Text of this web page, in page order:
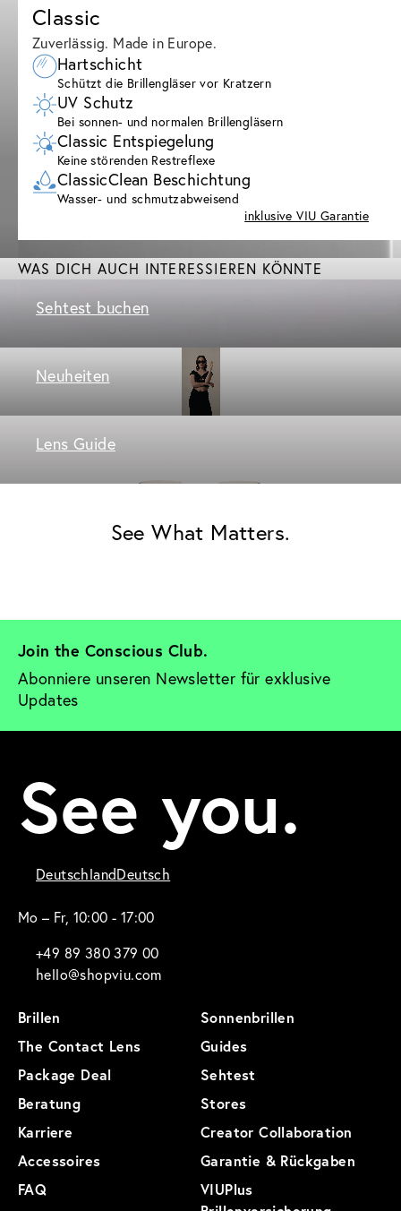
Classic
Zuverlässig. Made in Europe.
Hartschicht
Schützt die Brillengläser vor Kratzern
UV Schutz
Bei sonnen- und normalen Brillengläsern
Classic Entspiegelung
Keine störenden Restreflexe
ClassicClean Beschichtung
Wasser- und schmutzabweisend
inklusive VIU Garantie
WAS DICH AUCH INTERESSIEREN KÖNNTE
Sehtest buchen
Neuheiten
Lens Guide
See What Matters.
Join the Conscious Club.
Abonniere unseren Newsletter für exklusive
Updates
See you.
DeutschlandDeutsch
Mo – Fr, 10:00 - 17:00
+49 89 380 379 00
hello@shopviu.com
Brillen
Sonnenbrillen
The Contact Lens
Guides
Package Deal
Sehtest
Beratung
Stores
Karriere
Creator Collaboration
Accessoires
Garantie & Rückgaben
FAQ
VIUPlus